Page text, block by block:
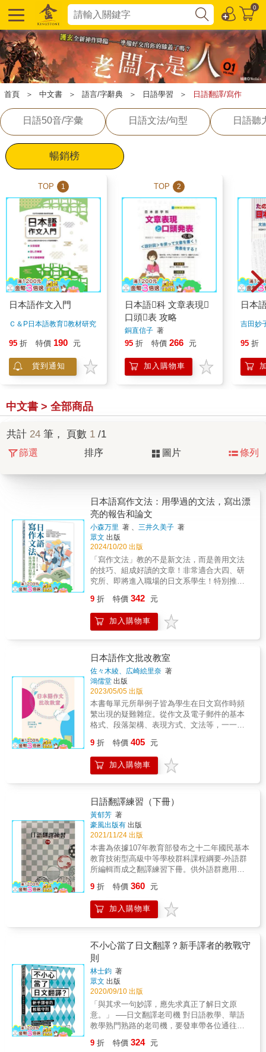
0
首頁 ＞ 中文書 ＞ 語言/字辭典 ＞ 日語學習 ＞ 日語翻譯/寫作
日語50音/字彙 日語文法/句型 日語聽
暢銷榜
TOP 1
日本語作文入門
Ｃ＆P日本語教育教材研究
95 折 特價 190 元
貨到通知
TOP 2
日本語科 文章表現
口頭表 攻略
銅直信子 著
95 折 特價 266 元
加入購物車
日本
吉田妙
95 折
中文書 > 全部商品
共計 24 筆， 頁數 1 /1
篩選 排序 圖片 條列
日本語寫作文法：用學過的文法，寫出漂
亮的報告和論文
小森万里 著 、三井久美子 著
眾文 出版
2024/10/20 出版
「寫作文法」教的不是新文法，而是善用文法
的技巧、組成好讀的文章！非常適合大四、研
究所、即將進入職場的日文系學生！特別推薦
士！你的文章曾被這樣說嗎？「文體不對耶，
文章像口語！」「好像一直重複相同的字
眼？」「句子太『落落長』了，很不容易
推薦給需要寫日文專題報告、論文的學習者、
教授日文寫作的教師，甚至是需要撰寫企劃
書、日語新聞編譯、採訪稿等職場人士！ 豐富
的教材和範例是本書最大特色，每課學習重點
清楚條列，提供大量的正誤例文對照，非常適
合課堂教學。協助教師縮短備課時間，解決教
材難覓的困擾。即使是自學者也能透過本書，
逐步培養相關知識及能力。本書特點1. 翻起來
很嚴肅，內容其實親切易懂本書一共14堂課，
都是已學過的文法觀念。透過例句及寫作示
範，原來，將這些文法應用在寫作上，竟可以
讓文章「很有樣子」！ 2. 以例句或範例對照，
快速抓到重點教論文寫作的書就一定「很論
文」嗎？本書每個學習重點說明清楚，簡單扼
要，大量的例文取代冗長文字描述，以正誤例
文對照，學習者一看就懂。3. 題目豐富，課後
練習效果最佳每堂課結束後，還有針對全課的
練習「実践 使ってみよう」，出題形式直接
以論文的一部分文章（緒論、本論或結論），
以填空、改寫方式讓學習者練習，全書約有30
篇，方便教師作為上課素材。4. 14個學習者最
常問的問題，就在14堂課課堂內容經過大阪大
學、立命館大學、佛教大學等多所學校針對留
學生試教回饋，精選出最重要的14堂課，是解
ル形、テイタ形」的眉角在文章裡正確使用
「テイル形」「ル形」，可以區隔「是自己的
意見還是他人的意見」。比如要陳述別人的意
見、想法時，用「考えている」「考えられて
いる」等的「テイル形」；要講自己的意見、
想法時用「考える」「考えられる」等的「ル
形」。又比如在報告中敘述過去事情發生的經
過是用「タ形」，但若從圖表或資料中引述，
即使是過去發生的事也要用「テイル形」。￭
指示代名詞「ア、コ、ソ系列」的學問代名詞
9 折 特價 342 元
加入購物車
日本語作文批改教室
佐々木綾、広崎絵里奈 著
鴻儒堂 出版
2023/05/05 出版
本書每單元所舉例子皆為學生在日文寫作時頻
繁出現的疑難雜症。從作文及電子郵件的基本
格式、段落架構、表現方式、文法等，一一加
用精練的措辭，正確的表達方式，清楚陳述自
己的意見，展現自信與積極的一面。
9 折 特價 405 元
加入購物車
日語翻譯練習（下冊）
黃郁芳 著
豪風出版有 出版
2021/11/24 出版
本書為依據107年教育部發布之十二年國民基本
教育技術型高級中等學校群科課程綱要-外語群
所編輯而成之翻譯練習下冊。供外語群應用日
學使用。 ●編寫主旨 課程按照107年教育部發
布之課綱，配合部定之核心素養編寫而成。下
册共計九個單元，分別收錄「状(じょう)態(た
ゅ)」「伝(でん)聞(ぶん)・引(いん)用(よう)」
「説(せつ)明(めい)」「時(じ)間(かん)」「開(か
い)始(し)・終(しゅう)了(りょう)」「受(う)け身
(み)形(けい)」「使(し)役(えき)形(けい)」「使
(し)役(えき)受(う)け身(み)形(けい)」「原(げん)
因(いん)・理(り)由(ゆう)」「目(もく)的(て
き)」「同(どう)時(じ)・並(へい)列(れつ)」「程
(てい)度(ど)」「比(ひ)況(きょう)」「一(いっ)
般(ぱん)条(じょう)件(けん)・因(いん)果(が)関
(かん)係(けい)」「仮(か)定(てい)条(じょう)件
9 折 特價 360 元
加入購物車
不小心當了日文翻譯？新手譯者的教戰守
則
林士鈞 著
眾文 出版
2020/09/10 出版
「與其求一句妙譯，應先求真正了解日文原
意。」 ──日文翻譯老司機 對日語教學、華語
教學熟門熟路的老司機，要發車帶各位通往日
當了日文翻譯？ 新手譯者的教戰守則》，專收
9 折 特價 324 元